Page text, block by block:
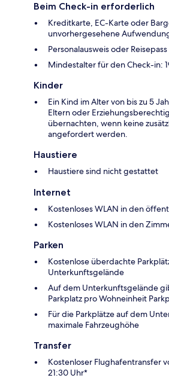
Beim Check-in erforderlich
Kreditkarte, EC-Karte oder
unvorhergesehene
Personalausweis oder
Mindestalter für den Check-in:
Kinder
Ein Kind im Alter von bis zu 5
Eltern oder
übernachten, wenn keine
angefordert werden.
Haustiere
Haustiere sind nicht gestattet
Internet
Kostenloses WLAN in den
Kostenloses WLAN in den
Parken
Kostenlose überdachte
Unterkunftsgelände
Auf dem Unterkunftsgelände
Parkplatz pro Wohneinheit
Für die Parkplätze auf dem
maximale Fahrzeughöhe
Transfer
Kostenloser Flughafentransfer
21:30 Uhr*